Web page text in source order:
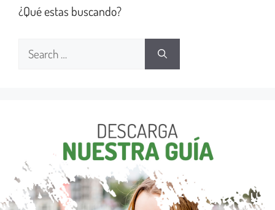
¿Qué estas buscando?